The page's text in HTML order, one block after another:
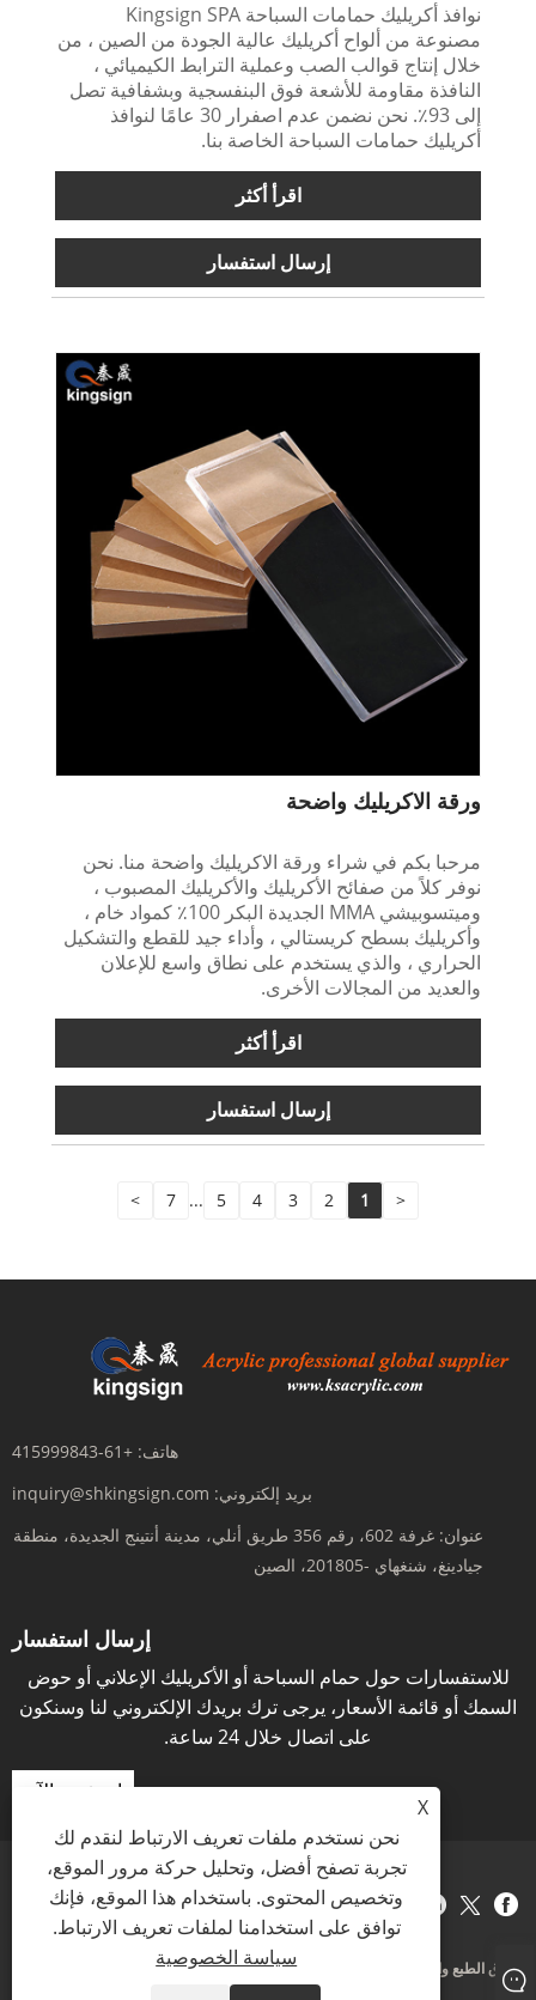
نوافذ أكريليك حمامات السباحة Kingsign SPA
مصنوعة من ألواح أكريليك عالية الجودة من الصين ، من
خلال إنتاج قوالب الصب وعملية الترابط الكيميائي ،
النافذة مقاومة للأشعة فوق البنفسجية وبشفافية تصل
إلى 93٪. نحن نضمن عدم اصفرار 30 عامًا لنوافذ
أكريليك حمامات السباحة الخاصة بنا.
اقرأ أكثر
إرسال استفسار
ورقة الاكريليك واضحة
مرحبا بكم في شراء ورقة الاكريليك واضحة منا. نحن
نوفر كلاً من صفائح الأكريليك والأكريليك المصبوب ،
وميتسوبيشي MMA الجديدة البكر 100٪ كمواد خام ،
وأكريليك بسطح كريستالي ، وأداء جيد للقطع والتشكيل
الحراري ، والذي يستخدم على نطاق واسع للإعلان
والعديد من المجالات الأخرى.
اقرأ أكثر
إرسال استفسار
<
1
2
3
4
5
...
7
>
هاتف: +61-415999843
بريد إلكتروني: inquiry@shkingsign.com
عنوان:
غرفة 602، رقم 356 طريق أنلي، مدينة أنتينج الجديدة، منطقة
جيادينغ، شنغهاي -201805، الصين
إرسال استفسار
للاستفسارات حول حمام السباحة أو الأكريليك الإعلاني أو حوض
السمك أو قائمة الأسعار، يرجى ترك بريدك الإلكتروني لنا وسنكون
على اتصال خلال 24 ساعة.
استفسر الآن
Links
Sitemap
RSS
XML سياسة الخصوصية
X
نحن نستخدم ملفات تعريف الارتباط لنقدم لك
تجربة تصفح أفضل، وتحليل حركة مرور الموقع،
وتخصيص المحتوى. باستخدام هذا الموقع، فإنك
توافق على استخدامنا لملفات تعريف الارتباط.
سياسة الخصوصية